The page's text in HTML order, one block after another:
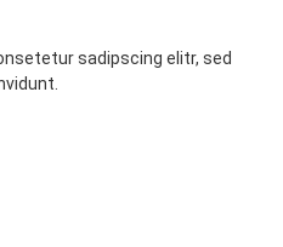
sadipscing elitr, sed